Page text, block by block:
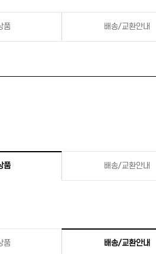
품 배송/교환안내
품 배송/교환안내
품 배송/교환안내